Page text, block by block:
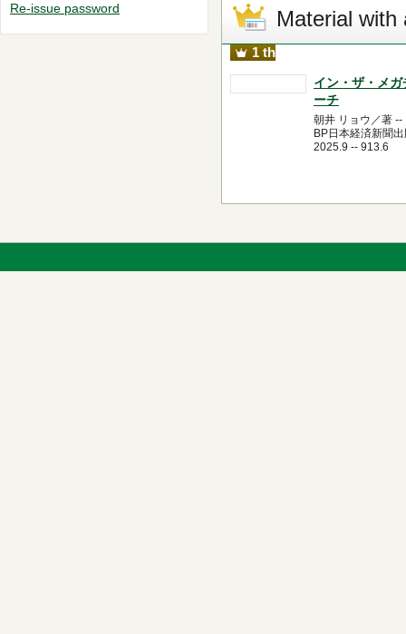
館）
Re-issue password Material
1 th
イン・ザ・メガ
ーチ
朝井 リョウ／著 --
BP日本経済新聞
2025.9 -- 913.6